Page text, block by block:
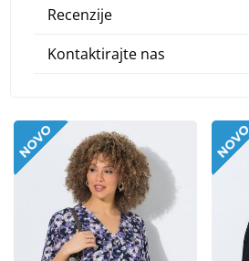
Recenzije
Kontaktirajte nas